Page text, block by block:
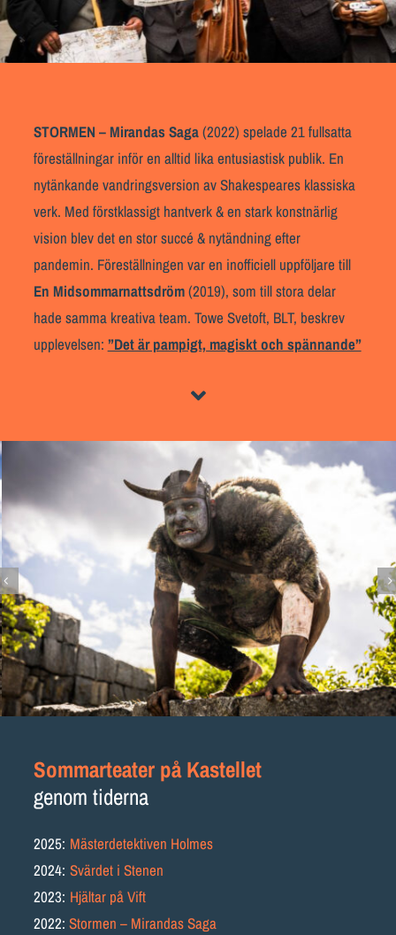
STORMEN – Mirandas Saga(2022) spelade 21 fullsatta
föreställningar inför en alltid lika entusiastisk publik. En
nytänkande vandringsversion av Shakespeares klassiska
verk. Med förstklassigt hantverk & en stark konstnärlig
vision blev det en stor succé & nytändning efter
pandemin. Föreställningen var en inofficiell uppföljare till
En Midsommarnattsdröm(2019), som till stora delar
hade samma kreativa team. Towe Svetoft, BLT, beskrev
upplevelsen: ”Det är pampigt, magiskt och spännande”
Sommarteater på Kastellet
genom tiderna
2025: Mästerdetektiven Holmes
2024: Svärdet i Stenen
2023: Hjältar på Vift
2022: Stormen – Mirandas Saga